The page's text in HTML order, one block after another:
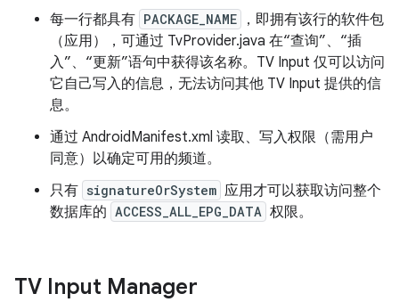
每一行都具有 PACKAGE_NAME
，即拥有该行的软件包
（应用），可通过 TvProvider.java 在“查询”、“插
入”、“更新”语句中获得该名称。TV Input 仅可以访问
它自己写入的信息，无法访问其他 TV Input 提供的信
息。
通过 AndroidManifest.xml 读取、写入权限（需用户
同意）以确定可用的频道。
只有 signatureOrSystem 应用才可以获取访问整个
数据库的 ACCESS_ALL_EPG_DATA 权限。
TV Input Manager